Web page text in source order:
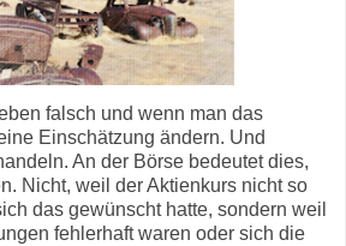
falsch und wenn man das
Einschätzung ändern. Und
An der Börse bedeutet dies,
Nicht, weil der Aktienkurs nicht so
das gewünscht hatte, sondern weil
fehlerhaft waren oder sich die